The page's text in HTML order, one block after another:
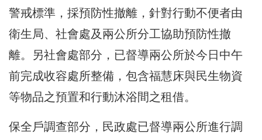
警戒標準，採預防性撤離，針對行動不便者由
衛生局、社會處及兩公所分工協助預防性撤
離。另社會處部分，已督導兩公所於今日中午
前完成收容處所整備，包含福慧床與民生物資
等物品之預置和行動沐浴間之租借。
保全戶調查部分，民政處已督導兩公所進行調